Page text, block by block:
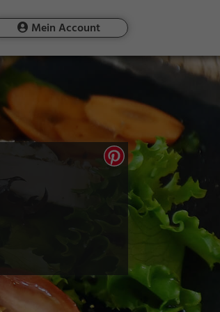
Mein Account